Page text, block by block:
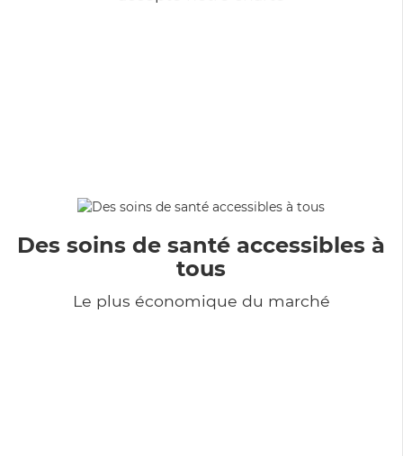
Des soins de santé accessibles à
tous
Le plus économique du marché